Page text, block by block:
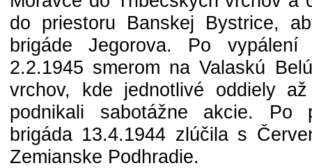
do priestoru Banskej Bystrice,
brigáde Jegorova. Po
2.2.1945 smerom na Valaskú
vrchov, kde jednotlivé oddiely
podnikali sabotážne akcie. Po
brigáda 13.4.1944 zlúčila s
Zemianske Podhradie.